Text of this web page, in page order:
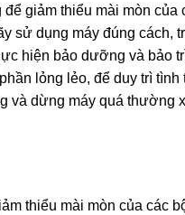
giảm thiểu mài mòn của
sử dụng máy đúng cách,
hiện bảo dưỡng và bảo
lỏng lẻo, để duy trì tình
và dừng máy quá thường
thiểu mài mòn của các